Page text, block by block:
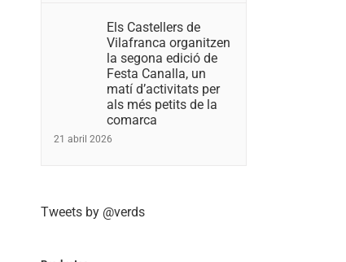
Els Castellers de
Vilafranca organitzen
la segona edició de
Festa Canalla, un
matí d’activitats per
als més petits de la
comarca
21 abril 2026
Tweets by @verds